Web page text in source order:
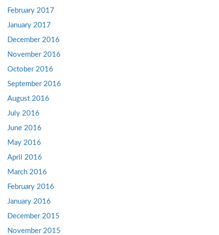
February 2017
January 2017
December 2016
November 2016
October 2016
September 2016
August 2016
July 2016
June 2016
May 2016
April 2016
March 2016
February 2016
January 2016
December 2015
November 2015